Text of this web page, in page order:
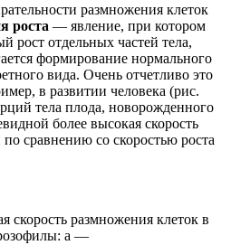
размножения клеток
роста — явление, при котором
рост отдельных частей тела,
формирование нормального
вида. Очень отчетливо это
в развитии человека (рис.
тела плода, новорожденного
более высокая скорость
сравнению со скоростью роста
скорость размножения клеток в
а —